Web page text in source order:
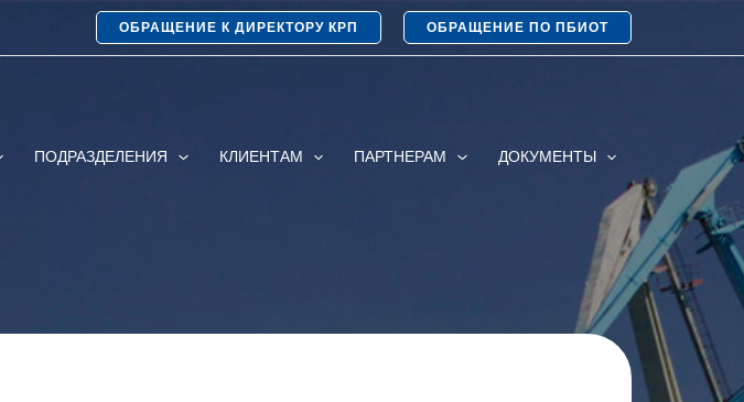
ОБРАЩЕНИЕ К ДИРЕКТОРУ КРП ОБРАЩЕНИЕ ПО ПБИОТ
ПОДРАЗДЕЛЕНИЯ КЛИЕНТАМ ПАРТНЕРАМ ДОКУМЕНТЫ